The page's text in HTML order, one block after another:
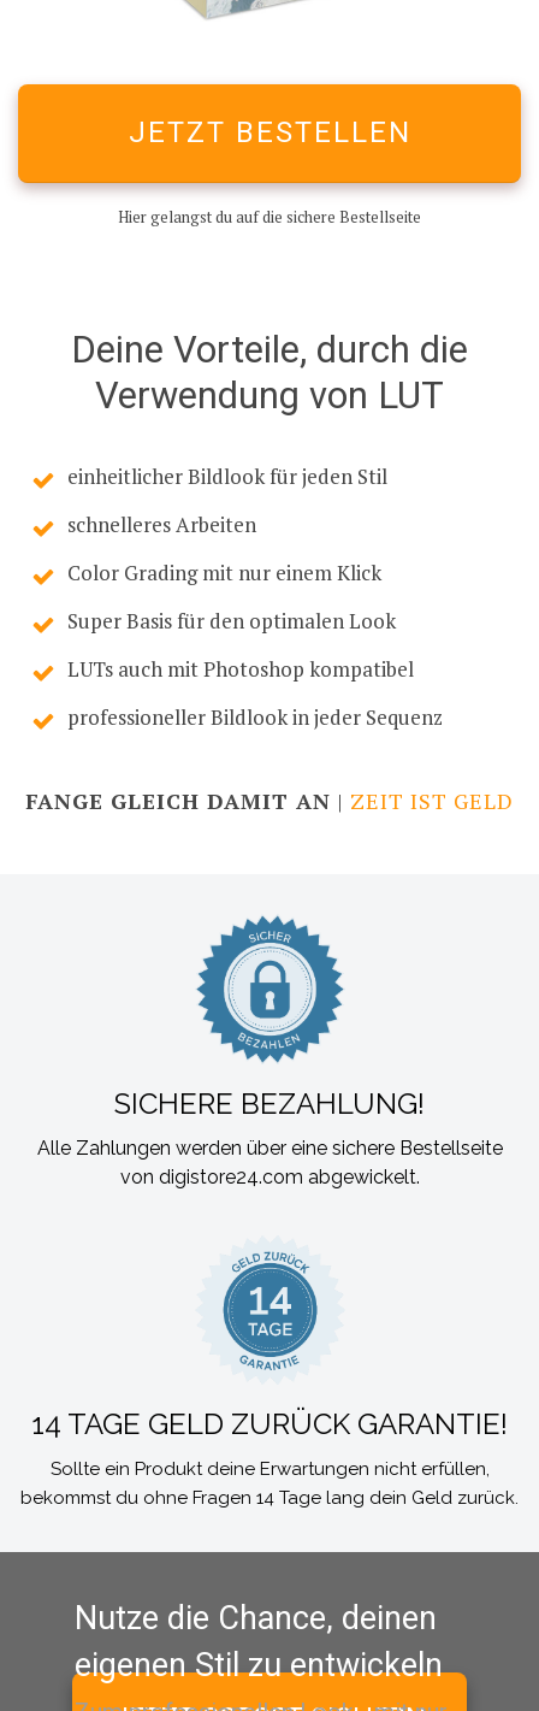
J ​​​​ETZT BESTELLEN
Hier gelangst du auf die sichere Bestellseite
Deine Vorteile, durch die
Verwendung von LUT
einheitlicher Bildlook für jeden Stil
schnelleres Arbeiten
Color Grading mit nur einem Klick
Super Basis für den optimalen Look
LUTs auch mit Photoshop kompatibel
professioneller Bildlook in jeder Sequenz
FANGE GLEICH DAMIT AN | ZEIT IST GELD
SICHERE BEZAHLUNG!
Alle Zahlungen werden über eine sichere Bestellseite
von digistore24.com abgewickelt.
14 TAGE GELD ZURÜCK GARANTIE!
Sollte ein Produkt deine Erwartungen nicht erfüllen,
bekommst du ohne Fragen 14 Tage lang dein Geld zurück.
Nutze die Chance, deinen
eigenen Stil zu entwickeln